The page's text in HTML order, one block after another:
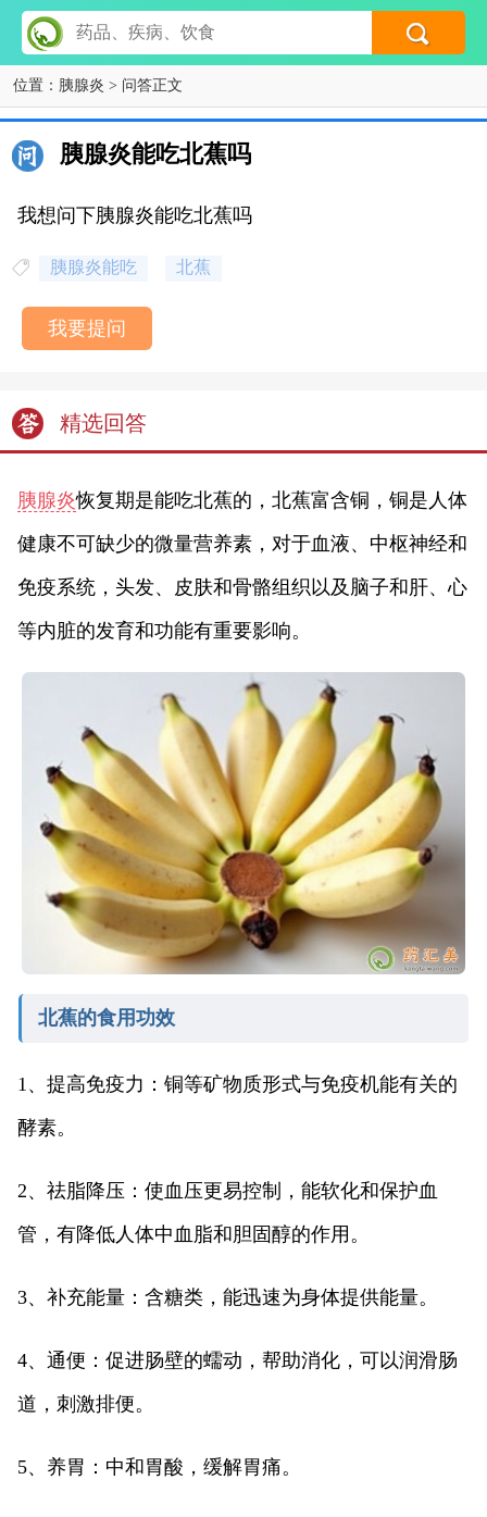
位置： 胰腺炎 > 问答正文
胰腺炎能吃北蕉吗
我想问下胰腺炎能吃北蕉吗
胰腺炎能吃 北蕉
我要提问
精选回答
胰腺炎恢复期是能吃北蕉的，北蕉富含铜，铜是人体
健康不可缺少的微量营养素，对于血液、中枢神经和
免疫系统，头发、皮肤和骨骼组织以及脑子和肝、心
等内脏的发育和功能有重要影响。
北蕉的食用功效
1、提高免疫力：铜等矿物质形式与免疫机能有关的
酵素。
2、祛脂降压：使血压更易控制，能软化和保护血
管，有降低人体中血脂和胆固醇的作用。
3、补充能量：含糖类，能迅速为身体提供能量。
4、通便：促进肠壁的蠕动，帮助消化，可以润滑肠
道，刺激排便。
5、养胃：中和胃酸，缓解胃痛。